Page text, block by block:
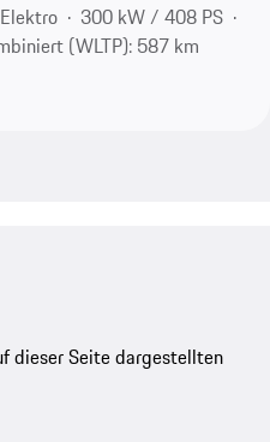
Elektro
300 kW / 408 PS
(WLTP): 587 km
dieser Seite dargestellten